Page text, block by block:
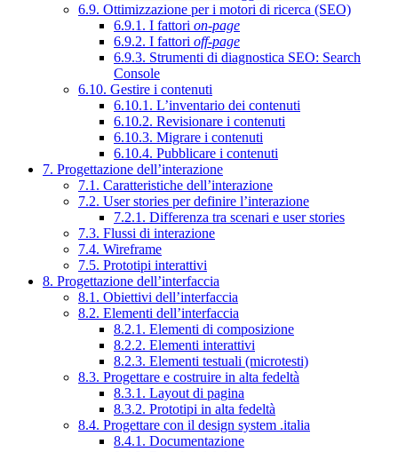
6.9. Ottimizzazione per i motori di ricerca (SEO)
6.9.1. I fattori on-page
6.9.2. I fattori off-page
6.9.3. Strumenti di diagnostica SEO: Search
Console
6.10. Gestire i contenuti
6.10.1. L’inventario dei contenuti
6.10.2. Revisionare i contenuti
6.10.3. Migrare i contenuti
6.10.4. Pubblicare i contenuti
7. Progettazione dell’interazione
7.1. Caratteristiche dell’interazione
7.2. User stories per definire l’interazione
7.2.1. Differenza tra scenari e user stories
7.3. Flussi di interazione
7.4. Wireframe
7.5. Prototipi interattivi
8. Progettazione dell’interfaccia
8.1. Obiettivi dell’interfaccia
8.2. Elementi dell’interfaccia
8.2.1. Elementi di composizione
8.2.2. Elementi interattivi
8.2.3. Elementi testuali (microtesti)
8.3. Progettare e costruire in alta fedeltà
8.3.1. Layout di pagina
8.3.2. Prototipi in alta fedeltà
8.4. Progettare con il design system .italia
8.4.1. Documentazione